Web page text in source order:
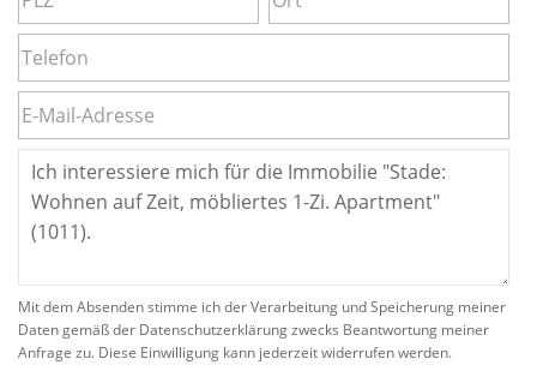
Mit dem Absenden stimme ich der Verarbeitung und Speicherung meiner
Daten gemäß der Datenschutzerklärung zwecks Beantwortung meiner
Anfrage zu. Diese Einwilligung kann jederzeit widerrufen werden.